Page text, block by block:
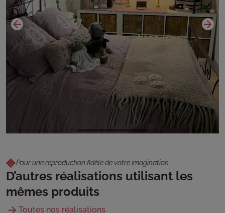
Pour une reproduction fidèle de votre imagination
D’autres réalisations utilisant les
mêmes produits
Toutes nos réalisations